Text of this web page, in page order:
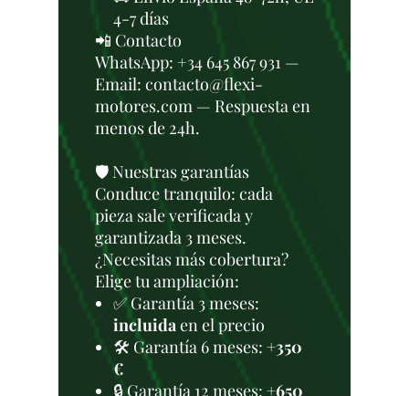
4-7 días
📲 Contacto
WhatsApp: +34 645 867 931 —
Email: contacto@flexi-
motores.com — Respuesta en
menos de 24h.
🛡️ Nuestras garantías
Conduce tranquilo: cada
pieza sale verificada y
garantizada 3 meses.
¿Necesitas más cobertura?
Elige tu ampliación:
✅ Garantía 3 meses:
incluidaen el precio
🛠️ Garantía 6 meses: +350
€
🔒 Garantía 12 meses: +650